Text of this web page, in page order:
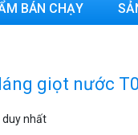
BÁN CHẠY
giọt nước
duy nhất